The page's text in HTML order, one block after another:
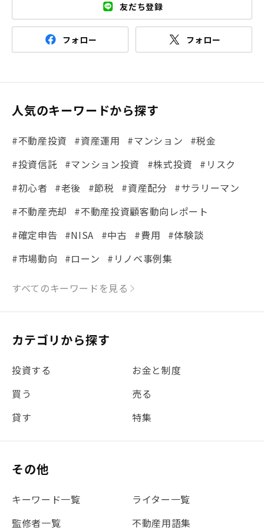
友だち登録
フォロー フォロー
人気のキーワードから探す
#不動産投資 #資産運用 #マンション
#税金
#投資信託
#マンション投資 #株式投資
#リスク
#初心者
#老後 #節税 #資産配分 #サラリーマン
#不動産売却
#不動産投資顧客動向レポート
#確定申告
#NISA #中古 #費用
#体験談
#市場動向
#ローン
#リノベ事例集
#シミュレーション #まちの住みやすさ発見！
#REIT
#新型コロナ #ETF #固定資産税
#団体信用生命保険
#贈与税 #災害に備える
#書類
#リノシーチャンネル
#不動産投資体験レポ
#地震対策
#セミナー #渋谷
#ふるさと納税
#法人化
#クラウドファンディング #JR京浜東北線
すべてのキーワードを見る
カテゴリから探す
投資する
お金と制度
買う
売る
貸す
特集
その他
キーワード一覧
ライター一覧
監修者一覧
不動産用語集